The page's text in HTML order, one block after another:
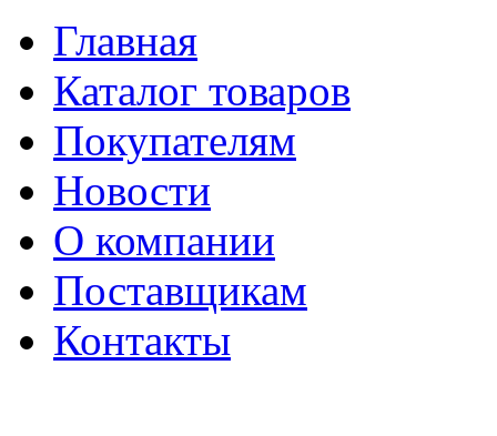
Главная
Каталог товаров
Покупателям
Новости
О компании
Поставщикам
Контакты